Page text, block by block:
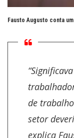
Fausto Augusto conta
de
setor
explica